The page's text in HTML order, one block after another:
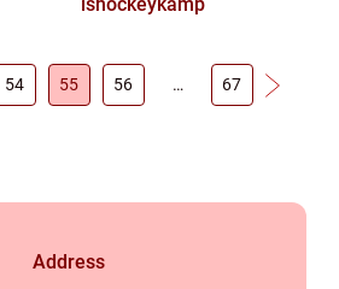
54 55 56 … 67
Address